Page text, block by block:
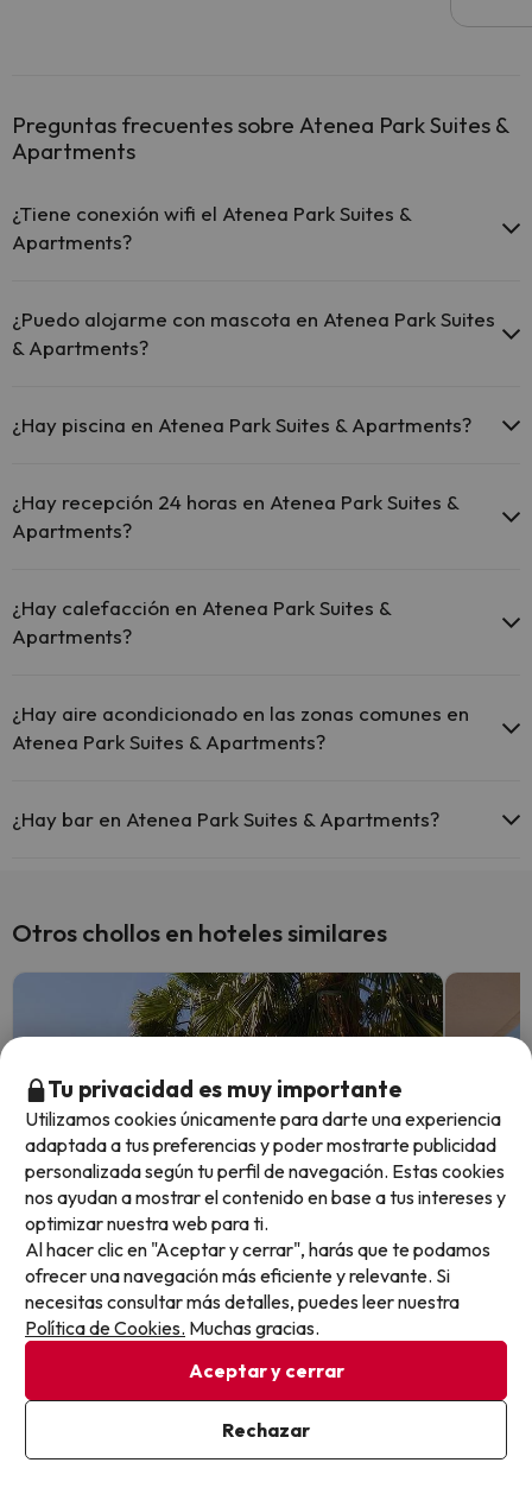
Preguntas frecuentes sobre Atenea Park Suites &
Apartments
¿Tiene conexión wifi el Atenea Park Suites &
Apartments?
todo el hotel.
El Atenea Park Suites & Apartments ofrece Wi-Fi gratuito en
¿Puedo alojarme con mascota en Atenea Park Suites
& Apartments?
¿Hay piscina en Atenea Park Suites & Apartments?
puede ser de pago) Aquí tienes más info sobre la piscina y otras
instalaciones.
¿Hay recepción 24 horas en Atenea Park Suites &
Apartments?
¿Hay calefacción en Atenea Park Suites &
Apartments?
comunes.
¿Hay aire acondicionado en las zonas comunes en
Atenea Park Suites & Apartments?
zonas comunes.
¿Hay bar en Atenea Park Suites & Apartments?
Otros chollos en hoteles similares
Quedan 7 días 13 horas
Malgrat de Mar: la costa del
Maresme a un paso de Barcelona
Hotel Ibersol Sorra d'Or
Quedan
hotel
Tu privacidad es muy importante
Utilizamos cookies únicamente para darte una experiencia
adaptada a tus preferencias y poder mostrarte publicidad
personalizada según tu perfil de navegación. Estas cookies
nos ayudan a mostrar el contenido en base a tus intereses y
optimizar nuestra web para ti.
Al hacer clic en "Aceptar y cerrar", harás que te podamos
ofrecer una navegación más eficiente y relevante. Si
necesitas consultar más detalles, puedes leer nuestra
Política de Cookies. Muchas gracias.
Aceptar y cerrar
Rechazar